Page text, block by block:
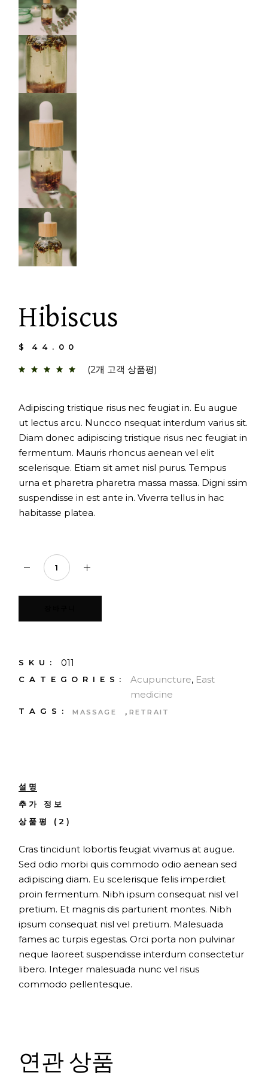
Hibiscus
$ 44.00
(2개 고객 상품평)
Adipiscing tristique risus nec feugiat in. Eu augue
ut lectus arcu. Nuncco nsequat interdum varius sit.
Diam donec adipiscing tristique risus nec feugiat in
fermentum. Mauris rhoncus aenean vel elit
scelerisque. Etiam sit amet nisl purus. Tempus
urna et pharetra pharetra massa massa. Digni ssim
suspendisse in est ante in. Viverra tellus in hac
habitasse platea.
Hibiscus quantity
SKU: 011
CATEGORIES: Acupuncture, East
medicine
TAGS: MASSAGE , RETRAIT
설명
추가 정보
상품평 (2)
Cras tincidunt lobortis feugiat vivamus at augue.
Sed odio morbi quis commodo odio aenean sed
adipiscing diam. Eu scelerisque felis imperdiet
proin fermentum. Nibh ipsum consequat nisl vel
pretium. Et magnis dis parturient montes. Nibh
ipsum consequat nisl vel pretium. Malesuada
fames ac turpis egestas. Orci porta non pulvinar
neque laoreet suspendisse interdum consectetur
libero. Integer malesuada nunc vel risus
commodo pellentesque.
연관 상품